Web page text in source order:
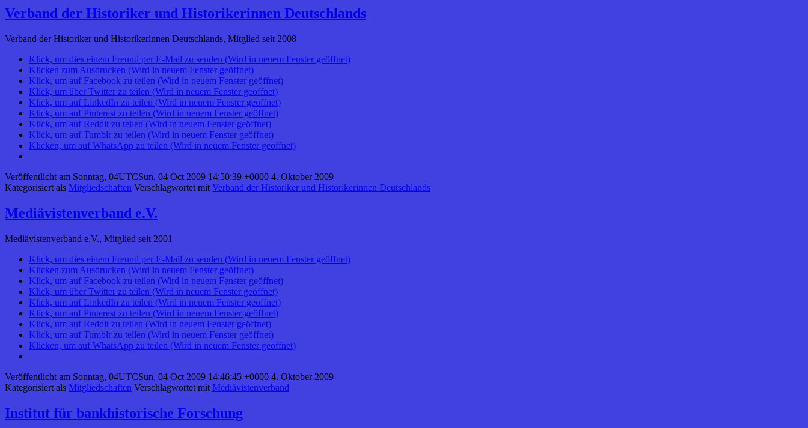
Verband der Historiker und Historikerinnen Deutschlands
Verband der Historiker und Historikerinnen Deutschlands, Mitglied seit 2008
Klick, um dies einem Freund per E-Mail zu senden (Wird in neuem Fenster geöffnet)
Klicken zum Ausdrucken (Wird in neuem Fenster geöffnet)
Klick, um auf Facebook zu teilen (Wird in neuem Fenster geöffnet)
Klick, um über Twitter zu teilen (Wird in neuem Fenster geöffnet)
Klick, um auf LinkedIn zu teilen (Wird in neuem Fenster geöffnet)
Klick, um auf Pinterest zu teilen (Wird in neuem Fenster geöffnet)
Klick, um auf Reddit zu teilen (Wird in neuem Fenster geöffnet)
Klick, um auf Tumblr zu teilen (Wird in neuem Fenster geöffnet)
Klicken, um auf WhatsApp zu teilen (Wird in neuem Fenster geöffnet)
Veröffentlicht am Sonntag, 04UTCSun, 04 Oct 2009 14:50:39 +0000 4. Oktober 2009
Kategorisiert als Mitgliedschaften Verschlagwortet mit Verband der Historiker und Historikerinnen Deutschlands
Mediävistenverband e.V.
Mediävistenverband e.V., Mitglied seit 2001
Klick, um dies einem Freund per E-Mail zu senden (Wird in neuem Fenster geöffnet)
Klicken zum Ausdrucken (Wird in neuem Fenster geöffnet)
Klick, um auf Facebook zu teilen (Wird in neuem Fenster geöffnet)
Klick, um über Twitter zu teilen (Wird in neuem Fenster geöffnet)
Klick, um auf LinkedIn zu teilen (Wird in neuem Fenster geöffnet)
Klick, um auf Pinterest zu teilen (Wird in neuem Fenster geöffnet)
Klick, um auf Reddit zu teilen (Wird in neuem Fenster geöffnet)
Klick, um auf Tumblr zu teilen (Wird in neuem Fenster geöffnet)
Klicken, um auf WhatsApp zu teilen (Wird in neuem Fenster geöffnet)
Veröffentlicht am Sonntag, 04UTCSun, 04 Oct 2009 14:46:45 +0000 4. Oktober 2009
Kategorisiert als Mitgliedschaften Verschlagwortet mit Mediävistenverband
Institut für bankhistorische Forschung